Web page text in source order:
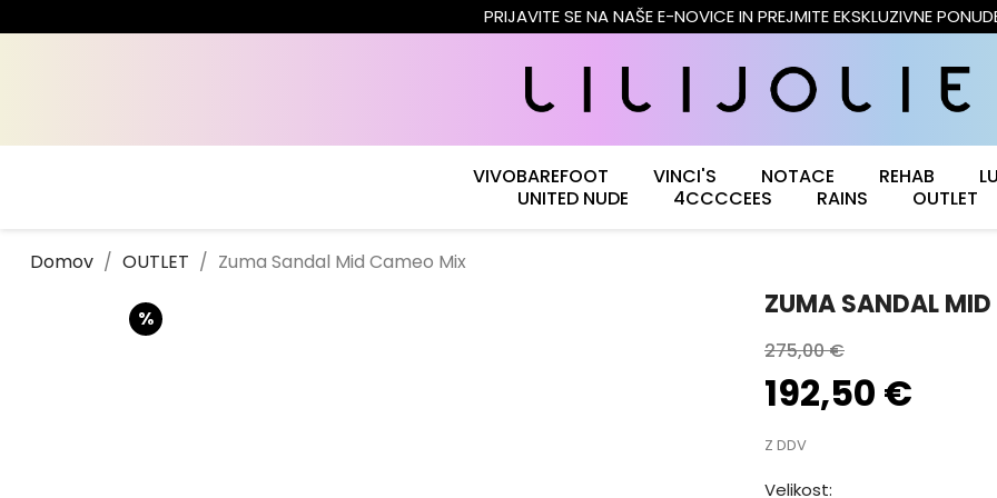
PRIJAVITE SE NA NAŠE E-NOVICE IN PREJMITE EKSKLUZIVNE
VIVOBAREFOOT VINCI'S NOTACE REHAB
UNITED NUDE
4CCCCEES RAINS OUTLET
Domov OUTLET Zuma Sandal Mid Cameo Mix
% ZUMA SANDAL
275,00 €
192,50 €
Z DDV
Velikost: